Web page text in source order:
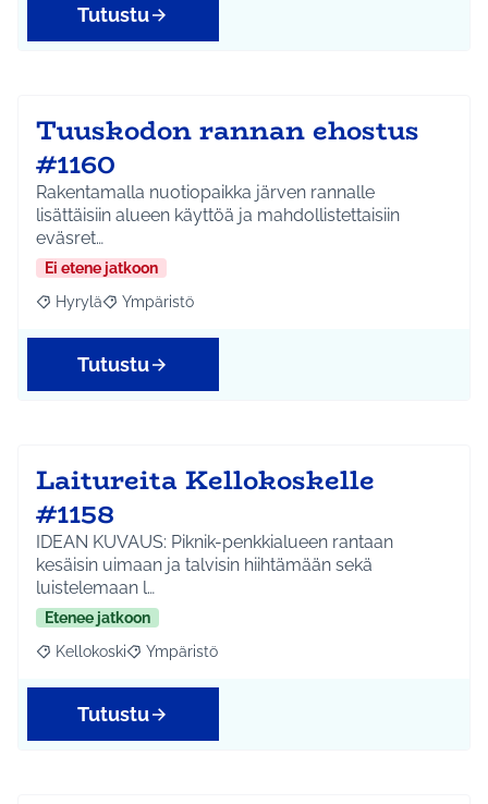
Tutustu
Tuuskodon rannan ehostus
#1160
Rakentamalla nuotiopaikka järven rannalle
lisättäisiin alueen käyttöä ja mahdollistettaisiin
eväsret…
Ei etene jatkoon
Rajaa tulokset aihepiirin mukaan: Hyrylä
Hyrylä Rajaa tulokset teeman mukaan: Ympäristö
Ympäristö
Tutustu
Laitureita Kellokoskelle
#1158
IDEAN KUVAUS: Piknik-penkkialueen rantaan
kesäisin uimaan ja talvisin hiihtämään sekä
luistelemaan l…
Etenee jatkoon
Rajaa tulokset aihepiirin mukaan: Kellokoski
Kellokoski Rajaa tulokset teeman mukaan: Ympäristö
Ympäristö
Tutustu